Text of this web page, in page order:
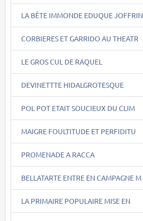
LA BÊTE IMMONDE EDUQUE JOFFRIN
CORBIERES ET GARRIDO AU THEATR
LE GROS CUL DE RAQUEL
DEVINETTTE HIDALGROTESQUE
POL POT ETAIT SOUCIEUX DU CLIM
MAIGRE FOULTITUDE ET PERFIDITU
PROMENADE A RACCA
BELLATARTE ENTRE EN CAMPAGNE M
LA PRIMAIRE POPULAIRE MISE EN